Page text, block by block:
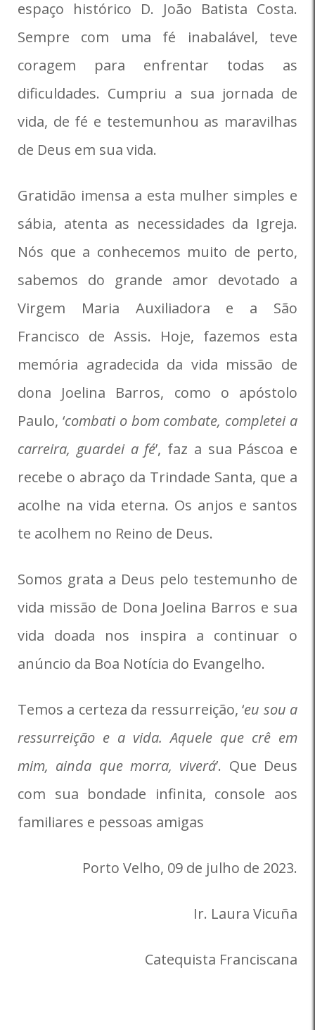
espaço histórico D. João Batista Costa.
Sempre com uma fé inabalável, teve
coragem para enfrentar todas as
dificuldades. Cumpriu a sua jornada de
vida, de fé e testemunhou as maravilhas
de Deus em sua vida.
Gratidão imensa a esta mulher simples e
sábia, atenta as necessidades da Igreja.
Nós que a conhecemos muito de perto,
sabemos do grande amor devotado a
Virgem Maria Auxiliadora e a São
Francisco de Assis. Hoje, fazemos esta
memória agradecida da vida missão de
dona Joelina Barros, como o apóstolo
Paulo, ‘combati o bom combate, completei a
carreira, guardei a fé’, faz a sua Páscoa e
recebe o abraço da Trindade Santa, que a
acolhe na vida eterna. Os anjos e santos
te acolhem no Reino de Deus.
Somos grata a Deus pelo testemunho de
vida missão de Dona Joelina Barros e sua
vida doada nos inspira a continuar o
anúncio da Boa Notícia do Evangelho.
Temos a certeza da ressurreição, ‘eu sou a
ressurreição e a vida. Aquele que crê em
mim, ainda que morra, viverá’. Que Deus
com sua bondade infinita, console aos
familiares e pessoas amigas
Porto Velho, 09 de julho de 2023.
Ir. Laura Vicuña
Catequista Franciscana